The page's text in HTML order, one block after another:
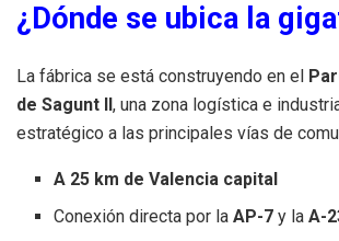
¿Dónde se ubica la
La fábrica se está construyendo en el
de Sagunt II, una zona logística e
estratégico a las principales vías de
A 25 km de Valencia capital
Conexión directa por laAP-7 y laA-